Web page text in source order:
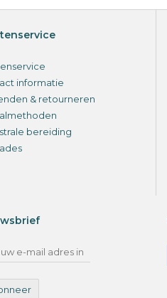
informatie
& retourneren
bereiding